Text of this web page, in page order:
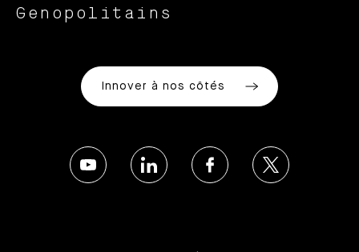
Genopolitains
Innover à nos côtés